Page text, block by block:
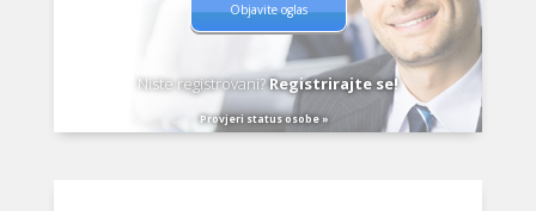
Objavite oglas
Niste registrovani?Registrirajte se!
Provjeri status osobe »